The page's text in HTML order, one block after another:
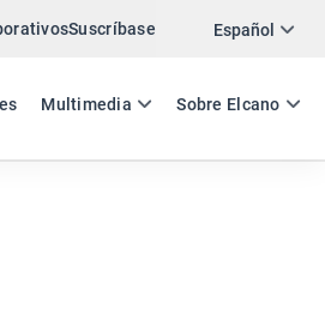
Suscríbase Español
ES EN
Multimedia Sobre Elcano
Twitter